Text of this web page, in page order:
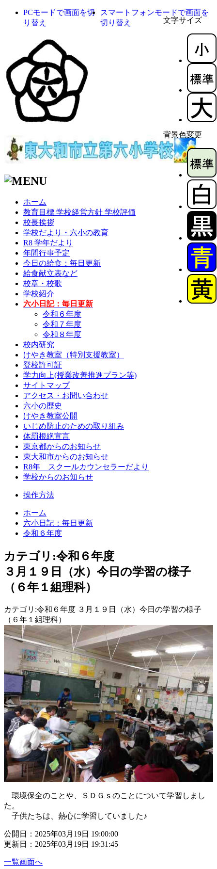
文字サイズ
背景色変更
PCモードで画面を切
り替え
スマートフォンモードで画面を
切り替え
ホーム
教育目標 学校経営方針 学校評価
校長挨拶
学校だより・六小の教育
R8 学年だより
年間行事予定
今日の給食：毎日更新
給食献立表など
校章・校歌
学校紹介
六小日記：毎日更新
令和６年度
令和７年度
令和８年度
校内研究
けやき教室（特別支援教室）
登校許可証
学力向上(授業改善推進プラン等)
サイトマップ
アクセス・お問い合わせ
六小の歴史
けやき教室公開
いじめ防止のための取り組み
体罰根絶宣言
東京都からのお知らせ
東大和市からのお知らせ
R8年 スクールカウンセラーだより
学校からのお知らせ
操作方法
ホーム
六小日記：毎日更新
令和６年度
カテゴリ:令和６年度
３月１９日（水）今日の学習の様子
（６年１組理科）
カテゴリ:令和６年度 ３月１９日（水）今日の学習の様子
（６年１組理科）
環境保全のことや、ＳＤＧｓのことについて学習しまし
た。
子供たちは、熱心に学習していました♪
公開日：2025年03月19日 19:00:00
更新日：2025年03月19日 19:31:45
一覧画面へ